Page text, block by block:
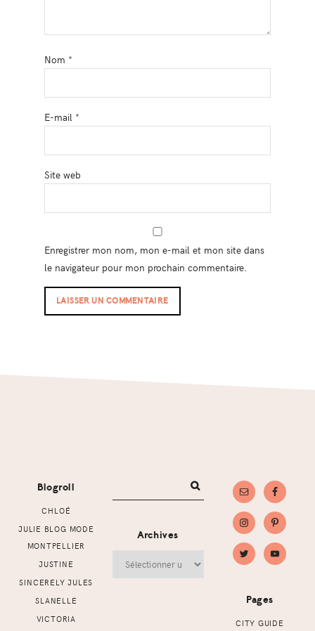
Nom *
E-mail *
Site web
Enregistrer mon nom, mon e-mail et mon site dans
le navigateur pour mon prochain commentaire.
Blogroll
CHLOÉ
JULIE BLOG MODE
MONTPELLIER
JUSTINE
SINCERELY JULES
SLANELLE
VICTORIA
Archives
Pages
CITY GUIDE